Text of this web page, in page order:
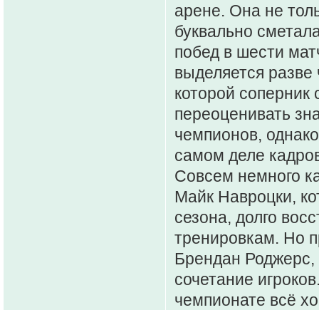
арене. Она не
буквально
побед в шести
выделяется разве
которой соперник
переоценивать
чемпионов,
самом деле
Совсем немного
Майк Навроцки,
сезона, долго
тренировкам. Но
Брендан
сочетание
чемпионате всё